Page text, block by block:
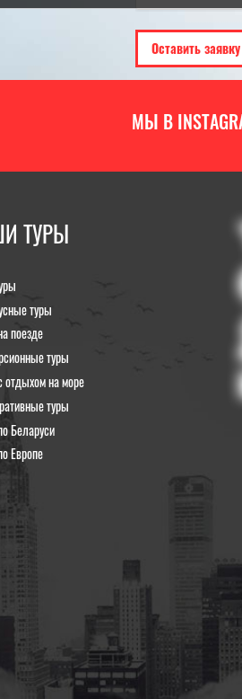
МЫ В
ТУРЫ
туры
поезде
туры
отдыхом на море
туры
Беларуси
Европе